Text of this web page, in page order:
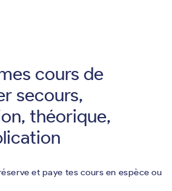
cours de
secours,
théorique,
et paye tes cours en espèce ou